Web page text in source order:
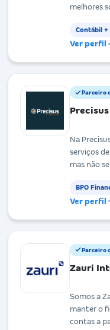
melhores
Contábil +
Ver perfil
Parceiro
Na
serviços
mas não
BPO
Ver perfil
Parceiro
Zauri
Somos a
manter o
contas a